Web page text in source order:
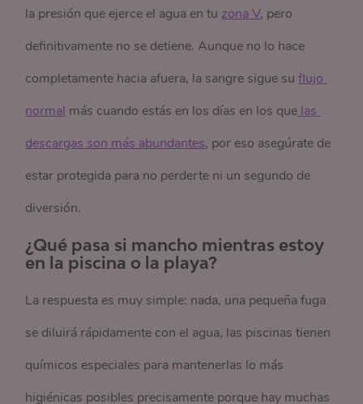
la presión que ejerce el agua en tu zona V, pero
definitivamente no se detiene. Aunque no lo hace
completamente hacia afuera, la sangre sigue suflujo
normal más cuando estás en los días en los que las
descargas son más abundantes, por eso asegúrate de
estar protegida para no perderte ni un segundo de
diversión.
¿Qué pasa si mancho mientras estoy
en la piscina o la playa?
La respuesta es muy simple: nada, una pequeña fuga
se diluirá rápidamente con el agua, las piscinas tienen
químicos especiales para mantenerlas lo más
higiénicas posibles precisamente porque hay muchas